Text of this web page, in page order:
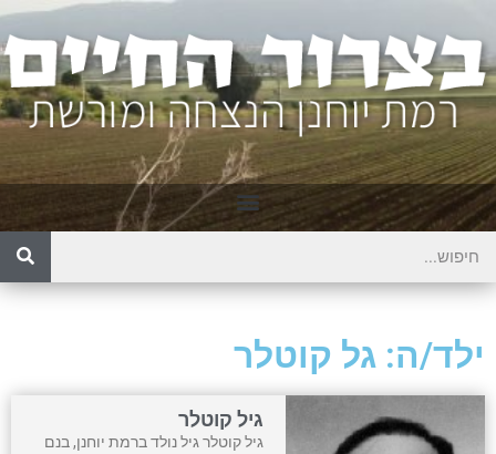
ילד/ה: גל קוטלר
גיל קוטלר
גיל קוטלר גיל נולד ברמת יוחנן, בנם